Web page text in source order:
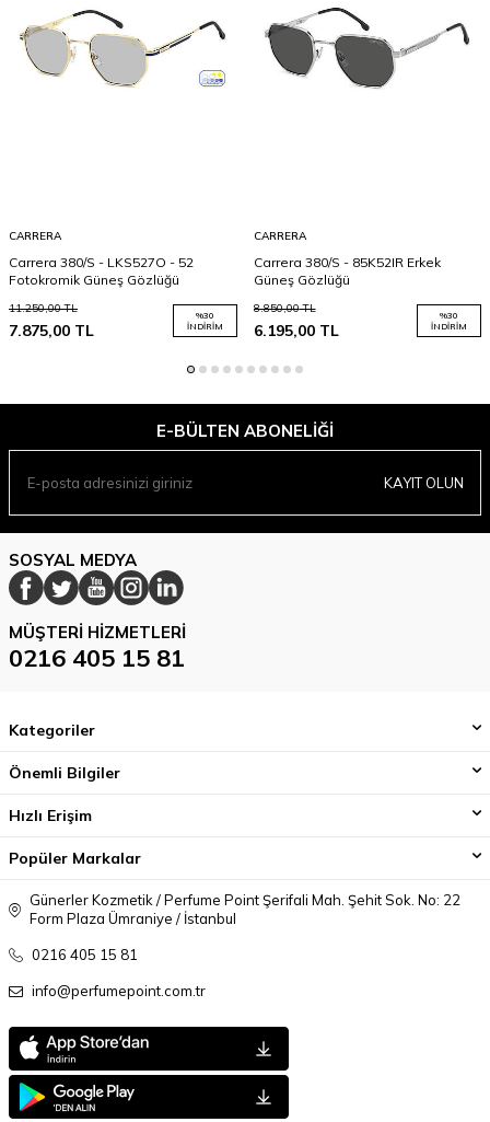
CARRERA
Carrera 380/S - LKS527O - 52
Fotokromik Güneş Gözlüğü
11.250,00TL
7.875,00 TL
%30
İNDIRIM
CARRERA
Carrera 380/S - 85K52IR Erkek
Güneş Gözlüğü
8.850,00TL
6.195,00TL
%30
İNDIRIM
E-BÜLTEN ABONELIĞI
KAYIT OLUN
SOSYAL MEDYA
MÜŞTERI HIZMETLERI
0216 405 15 81
Kategoriler
Önemli Bilgiler
Hızlı Erişim
Popüler Markalar
Günerler Kozmetik / Perfume Point Şerifali Mah. Şehit Sok. No: 22
Form Plaza Ümraniye / İstanbul
0216 405 15 81
info@perfumepoint.com.tr